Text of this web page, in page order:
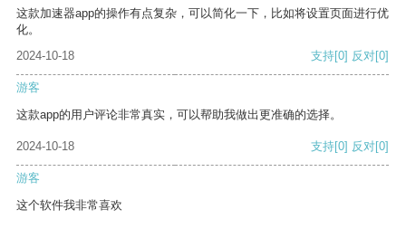
这款加速器app的操作有点复杂，可以简化一下，比如将设置页面进行优
化。
2024-10-18
支持[0] 反对[0]
游客
这款app的用户评论非常真实，可以帮助我做出更准确的选择。
2024-10-18 支持[0] 反对[0]
游客
这个软件我非常喜欢